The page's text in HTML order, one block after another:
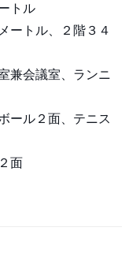
トル
トル、２階３４
会議室、ランニ
ル２面、テニス
面